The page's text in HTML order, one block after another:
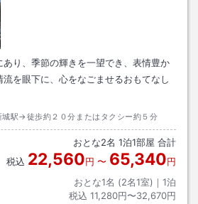
り、季節の輝きを一望でき、表情豊か
を眼下に、心をなごませるおもてなし
城駅→徒歩約２０分またはタクシー約５分
おとな2名 1泊1部屋 合計
税込 22,560円 〜 65,340円
おとな1名 (2名1室)｜ 1泊
税込 11,280円〜32,670円